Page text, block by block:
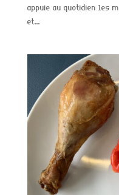
appuie au quotidien les
et...